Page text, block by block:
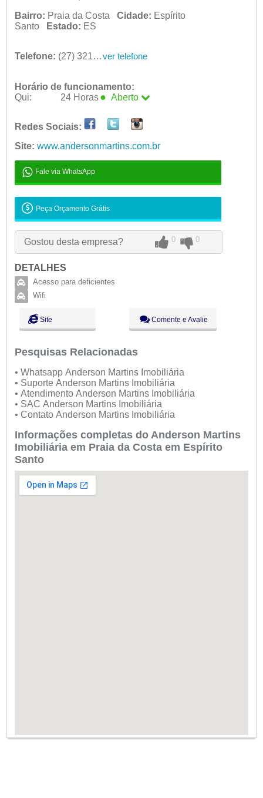
Bairro: Praia da Costa Cidade: Espírito
Santo
Estado: ES
Telefone: (27) 3219-0568 | (27) 99925-0016 ver telefone
Horário de funcionamento:
Qui:
24 Horas ● Aberto
Ter:
24 Horas -
Qua:
24 Horas -
Sex:
24 Horas -
Sáb:
08:00 - 14:00
Dom:
Fechado
Redes Sociais:
Site: www.andersonmartins.com.br
Fale via WhatsApp
Peça Orçamento Grátis
Gostou desta empresa? 0 0
DETALHES
Acesso para deficientes
Wifi
Site Comente e Avalie
Pesquisas Relacionadas
• Whatsapp Anderson Martins Imobiliária
• Suporte Anderson Martins Imobiliária
• Atendimento Anderson Martins Imobiliária
• SAC Anderson Martins Imobiliária
• Contato Anderson Martins Imobiliária
Informações completas do Anderson Martins
Imobiliária em Praia da Costa em Espírito
Santo